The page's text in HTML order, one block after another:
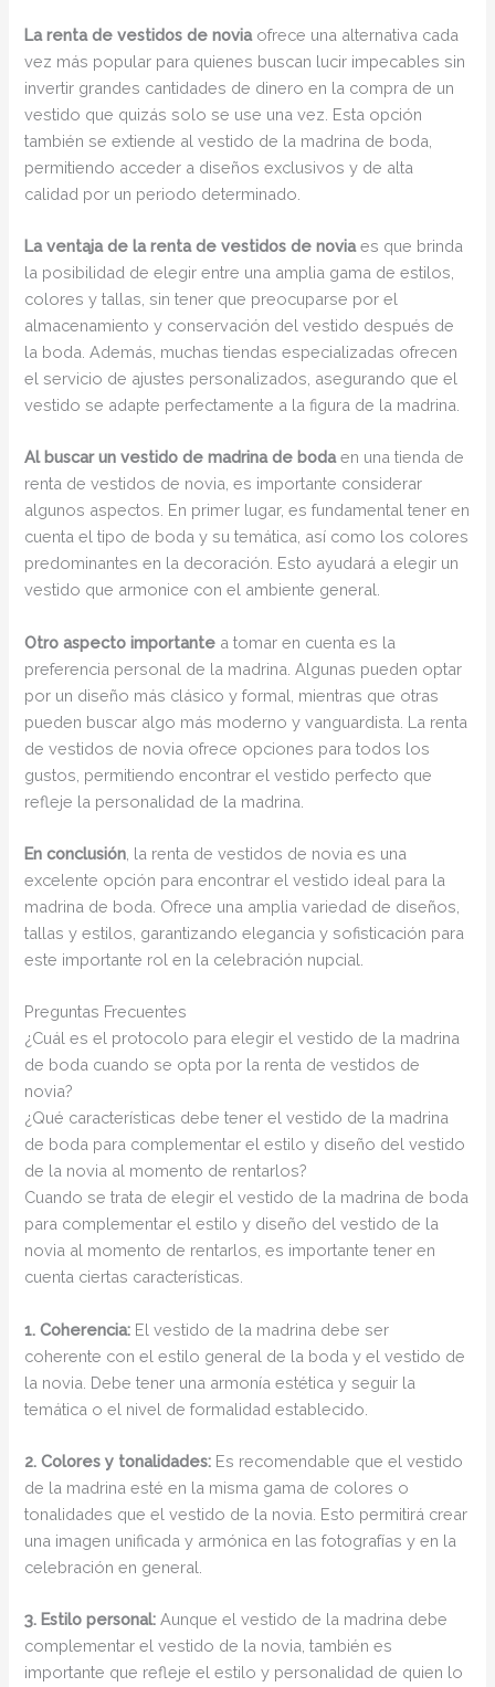
La renta de vestidos de noviaofrece una alternativa cada
vez más popular para quienes buscan lucir impecables sin
invertir grandes cantidades de dinero en la compra de un
vestido que quizás solo se use una vez. Esta opción
también se extiende al vestido de la madrina de boda,
permitiendo acceder a diseños exclusivos y de alta
calidad por un periodo determinado.
La ventaja de la renta de vestidos de noviaes que brinda
la posibilidad de elegir entre una amplia gama de estilos,
colores y tallas, sin tener que preocuparse por el
almacenamiento y conservación del vestido después de
la boda. Además, muchas tiendas especializadas ofrecen
el servicio de ajustes personalizados, asegurando que el
vestido se adapte perfectamente a la figura de la madrina.
Al buscar un vestido de madrina de bodaen una tienda de
renta de vestidos de novia, es importante considerar
algunos aspectos. En primer lugar, es fundamental tener en
cuenta el tipo de boda y su temática, así como los colores
predominantes en la decoración. Esto ayudará a elegir un
vestido que armonice con el ambiente general.
Otro aspecto importante a tomar en cuenta es la
preferencia personal de la madrina. Algunas pueden optar
por un diseño más clásico y formal, mientras que otras
pueden buscar algo más moderno y vanguardista. La renta
de vestidos de novia ofrece opciones para todos los
gustos, permitiendo encontrar el vestido perfecto que
refleje la personalidad de la madrina.
En conclusión , la renta de vestidos de novia es una
excelente opción para encontrar el vestido ideal para la
madrina de boda. Ofrece una amplia variedad de diseños,
tallas y estilos, garantizando elegancia y sofisticación para
este importante rol en la celebración nupcial.
Preguntas Frecuentes
¿Cuál es el protocolo para elegir el vestido de la madrina
de boda cuando se opta por la renta de vestidos de
novia?
¿Qué características debe tener el vestido de la madrina
de boda para complementar el estilo y diseño del vestido
de la novia al momento de rentarlos?
Cuando se trata de elegir el vestido de la madrina de boda
para complementar el estilo y diseño del vestido de la
novia al momento de rentarlos, es importante tener en
cuenta ciertas características.
1. Coherencia: El vestido de la madrina debe ser
coherente con el estilo general de la boda y el vestido de
la novia. Debe tener una armonía estética y seguir la
temática o el nivel de formalidad establecido.
2. Colores y tonalidades: Es recomendable que el vestido
de la madrina esté en la misma gama de colores o
tonalidades que el vestido de la novia. Esto permitirá crear
una imagen unificada y armónica en las fotografías y en la
celebración en general.
3. Estilo personal: Aunque el vestido de la madrina debe
complementar el vestido de la novia, también es
importante que refleje el estilo y personalidad de quien lo